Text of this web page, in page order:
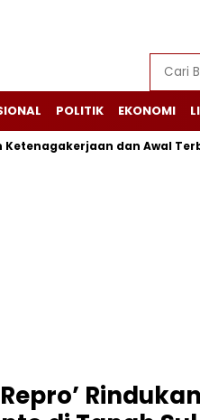
POLITIK EKONOMI
dan Awal